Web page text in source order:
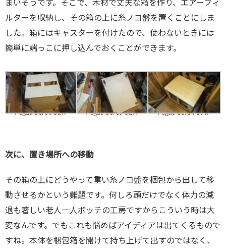
まいそうです。そこで、木材で丈夫な箱を作り、エアーフィ
ルターを収納し、その箱の上に糸ノコ盤を置くことにしま
した。箱にはキャスターを付けたので、使わないときには
簡単に端っこに押し込んでおくことができます。
Pegas Scroll Saw Pegas Scroll Saw Pegas Scroll Saw
次に、置き場所への移動
その箱の上にどうやって重い糸ノコ盤を梱包から出して移
動させるかという難題です。何しろ頭だけでなく体力の減
退も著しい老人一人ボッチの工房ですからこういう時は大
変なんです。でもこれも悩めばアイディアは出てくるもので
すね。本体を梱包箱を開けて持ち上げて出すのではなく、